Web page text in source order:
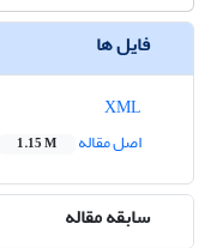
فایل ها
اصل مقاله
1.15 M
سابقه مقاله